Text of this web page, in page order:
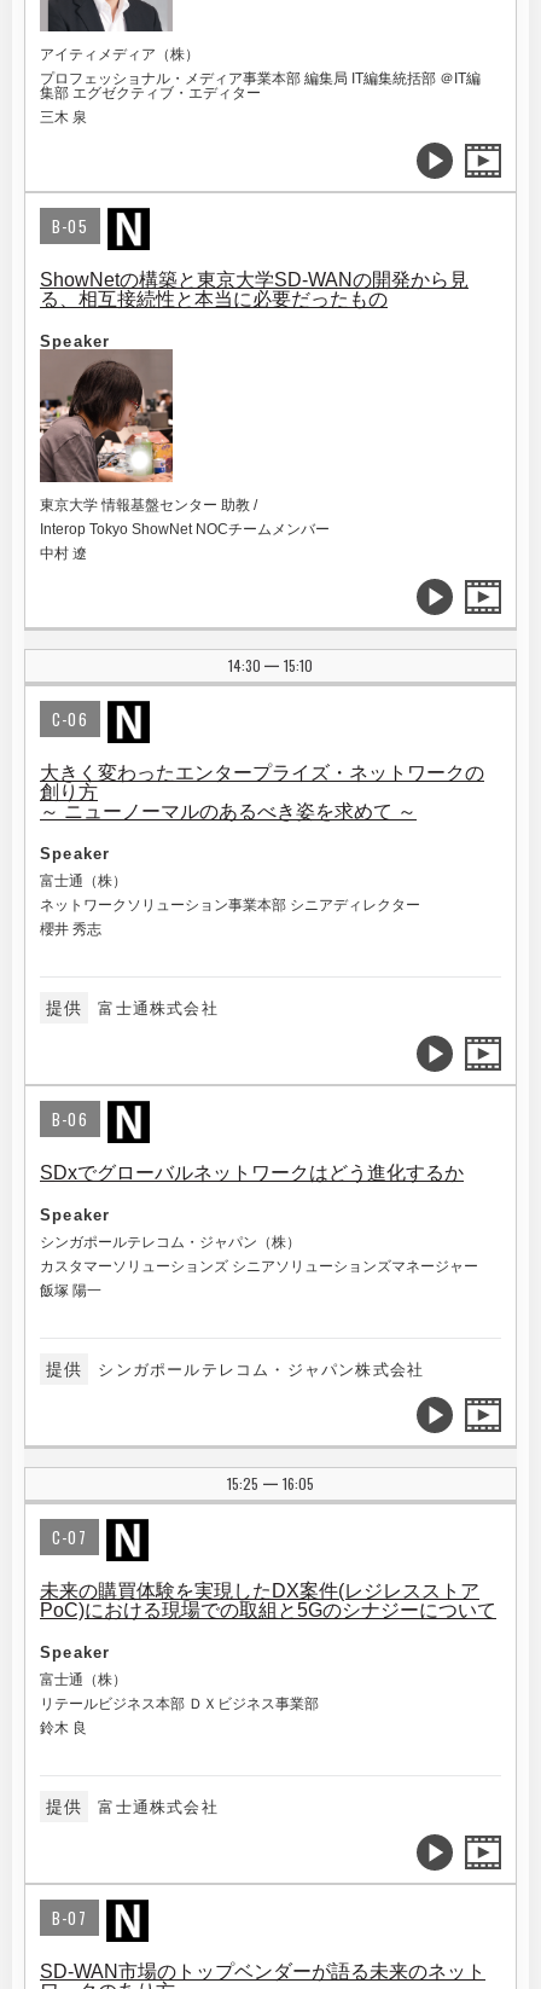
アイティメディア（株）
プロフェッショナル・メディア事業本部 編集局 IT編集統括部 ＠IT編
集部 エグゼクティブ・エディター
三木 泉
B-05
ShowNetの構築と東京大学SD-WANの開発から見
る、相互接続性と本当に必要だったもの
Speaker
東京大学 情報基盤センター 助教 /
Interop Tokyo ShowNet NOCチームメンバー
中村 遼
14:30 | 15:10
C-06
大きく変わったエンタープライズ・ネットワークの
創り方
～ ニューノーマルのあるべき姿を求めて ～
Speaker
富士通（株）
ネットワークソリューション事業本部 シニアディレクター
櫻井 秀志
提供 富士通株式会社
B-06
SDxでグローバルネットワークはどう進化するか
Speaker
シンガポールテレコム・ジャパン（株）
カスタマーソリューションズ シニアソリューションズマネージャー
飯塚 陽一
提供 シンガポールテレコム・ジャパン株式会社
15:25 | 16:05
C-07
未来の購買体験を実現したDX案件(レジレスストア
PoC)における現場での取組と5Gのシナジーについて
Speaker
富士通（株）
リテールビジネス本部 ＤＸビジネス事業部
鈴木 良
提供 富士通株式会社
B-07
SD-WAN市場のトップベンダーが語る未来のネット